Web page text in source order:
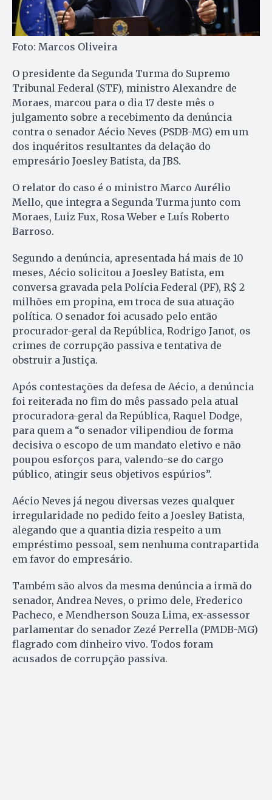
Foto: Marcos Oliveira
O presidente da Segunda Turma do Supremo
Tribunal Federal (STF), ministro Alexandre de
Moraes, marcou para o dia 17 deste mês o
julgamento sobre a recebimento da denúncia
contra o senador Aécio Neves (PSDB-MG) em um
dos inquéritos resultantes da delação do
empresário Joesley Batista, da JBS.
O relator do caso é o ministro Marco Aurélio
Mello, que integra a Segunda Turma junto com
Moraes, Luiz Fux, Rosa Weber e Luís Roberto
Barroso.
Segundo a denúncia, apresentada há mais de 10
meses, Aécio solicitou a Joesley Batista, em
conversa gravada pela Polícia Federal (PF), R$ 2
milhões em propina, em troca de sua atuação
política. O senador foi acusado pelo então
procurador-geral da República, Rodrigo Janot, os
crimes de corrupção passiva e tentativa de
obstruir a Justiça.
Após contestações da defesa de Aécio, a denúncia
foi reiterada no fim do mês passado pela atual
procuradora-geral da República, Raquel Dodge,
para quem a “o senador vilipendiou de forma
decisiva o escopo de um mandato eletivo e não
poupou esforços para, valendo-se do cargo
público, atingir seus objetivos espúrios”.
Aécio Neves já negou diversas vezes qualquer
irregularidade no pedido feito a Joesley Batista,
alegando que a quantia dizia respeito a um
empréstimo pessoal, sem nenhuma contrapartida
em favor do empresário.
Também são alvos da mesma denúncia a irmã do
senador, Andrea Neves, o primo dele, Frederico
Pacheco, e Mendherson Souza Lima, ex-assessor
parlamentar do senador Zezé Perrella (PMDB-MG)
flagrado com dinheiro vivo. Todos foram
acusados de corrupção passiva.